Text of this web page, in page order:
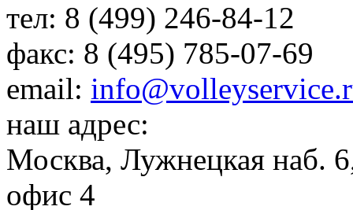
тел: 8 (499) 246-84-12
факс: 8 (495) 785-07-69
email:
наш адрес:
Москва, Лужнецкая наб.
офис 4